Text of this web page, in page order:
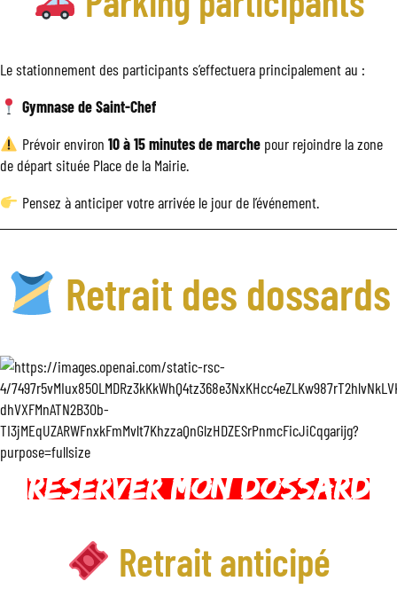
Le stationnement des participants s’effectuera principalement au :
Gymnase de Saint-Chef
Prévoir environ 10 à 15 minutes de marchepour rejoindre la zone
de départ située Place de la Mairie.
Pensez à anticiper votre arrivée le jour de l’événement.
Retrait des dossards
Reserver mon dossard
Retrait anticipé